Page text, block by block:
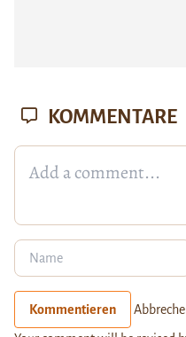
KOMMENTARE
Kommentieren